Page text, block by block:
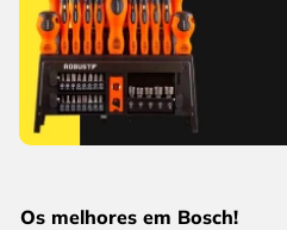
Os melhores em Bosch!